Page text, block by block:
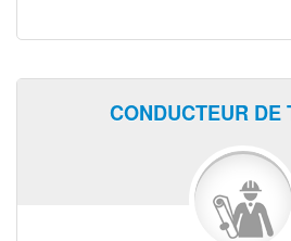
CONDUCTEUR DE